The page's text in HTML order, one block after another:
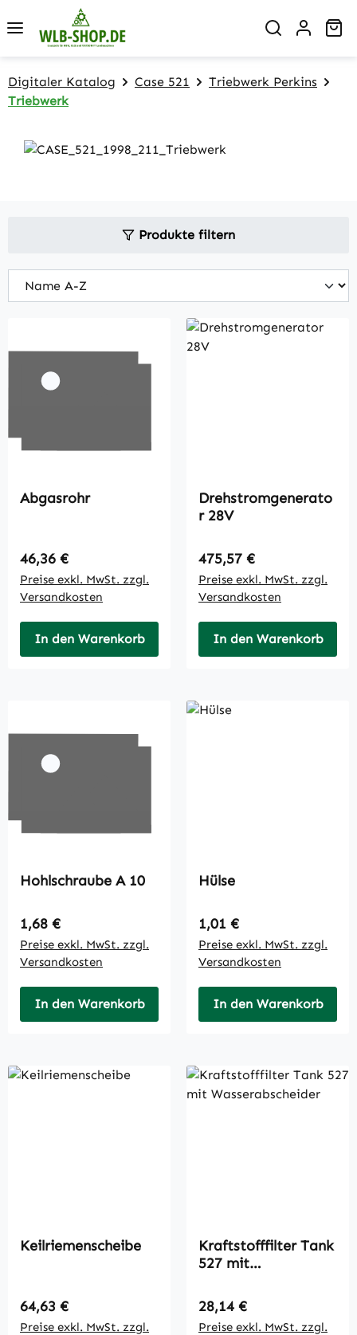
Zum Hauptinhalt springen
Digitaler Katalog Case 521
Triebwerk Perkins
Triebwerk
Produkte filtern
Abgasrohr
Regulärer Preis:
46,36 €
Preise exkl. MwSt. zzgl.
Versandkosten
In den Warenkorb
Drehstromgenerato
r 28V
Regulärer Preis:
475,57 €
Preise exkl. MwSt. zzgl.
Versandkosten
In den Warenkorb
Hohlschraube A 10
Regulärer Preis:
1,68 €
Preise exkl. MwSt. zzgl.
Versandkosten
In den Warenkorb
Hülse
Regulärer Preis:
1,01 €
Preise exkl. MwSt. zzgl.
Versandkosten
In den Warenkorb
Keilriemenscheibe
Regulärer Preis:
64,63 €
Preise exkl. MwSt. zzgl.
Kraftstofffilter Tank
527 mit
Regulärer Preis:
28,14 €
Preise exkl. MwSt. zzgl.